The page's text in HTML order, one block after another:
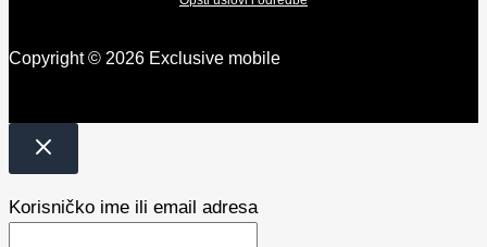
Copyright © 2026 Exclusive mobile
Korisničko ime ili email adresa